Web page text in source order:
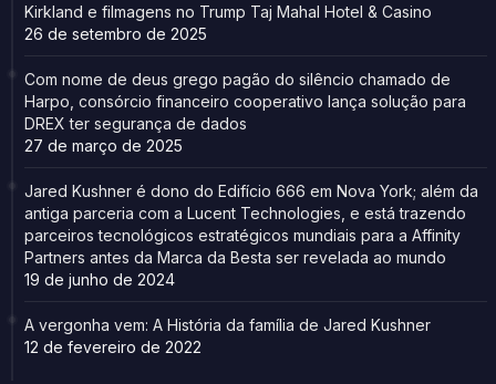
Kirkland e filmagens no Trump Taj Mahal Hotel & Casino
26 de setembro de 2025
Com nome de deus grego pagão do silêncio chamado de
Harpo, consórcio financeiro cooperativo lança solução para
DREX ter segurança de dados
27 de março de 2025
Jared Kushner é dono do Edifício 666 em Nova York; além da
antiga parceria com a Lucent Technologies, e está trazendo
parceiros tecnológicos estratégicos mundiais para a Affinity
Partners antes da Marca da Besta ser revelada ao mundo
19 de junho de 2024
A vergonha vem: A História da família de Jared Kushner
12 de fevereiro de 2022